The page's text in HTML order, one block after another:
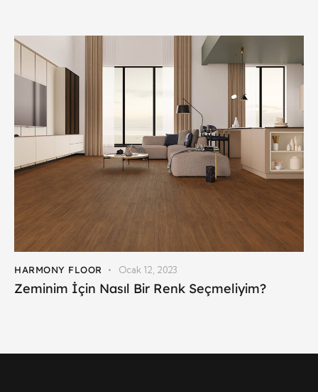
HARMONY FLOOR Ocak 12, 2023
Zeminim İçin Nasıl Bir Renk Seçmeliyim?